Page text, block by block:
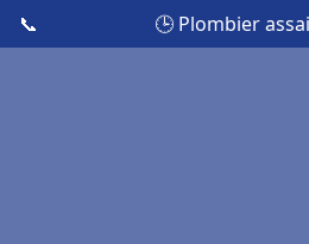
📞 🕒 Plombier